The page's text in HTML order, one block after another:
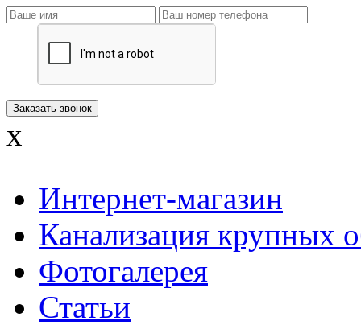
x
Интернет-магазин
Канализация крупных
Фотогалерея
Статьи